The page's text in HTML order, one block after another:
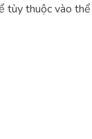
thuộc vào